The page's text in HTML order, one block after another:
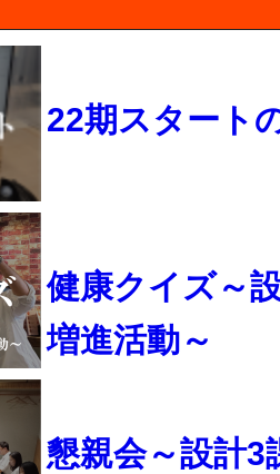
22期スタート
健康クイズ～
増進活動～
懇親会～設計3